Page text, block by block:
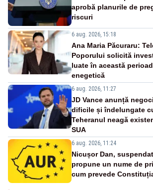
aprobă planurile de
riscuri
6 aug. 2026, 15:18
Ana Maria Păcuraru:
Poporului solicită
luate în această
enegetică
6 aug. 2026, 11:27
JD Vance anunță
dificile și îndelungate
Teheranul neagă
SUA
6 aug. 2026, 11:24
Nicușor Dan,
propune un nume de
cum prevede